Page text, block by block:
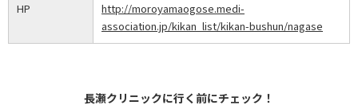
HP
http://moroyamaogose.medi-
association.jp/kikan_list/kikan-bushun/nagase
長瀬クリニックに行く前にチェック！